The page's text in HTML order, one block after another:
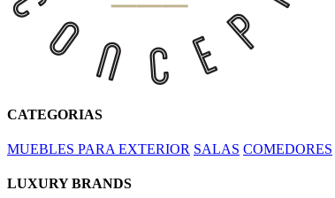
CATEGORIAS
MUEBLES PARA EXTERIOR SALAS COMEDORES
LUXURY BRANDS